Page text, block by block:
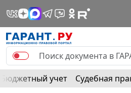
Бюджетный учет Судебная